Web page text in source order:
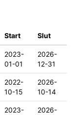
Start Slut
2023-
01-01
2026-
12-31
2022-
10-15
2026-
10-14
2023-
2026-